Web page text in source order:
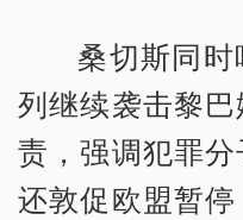
桑切斯同
列继续袭击黎
责，强调犯罪
还敦促欧盟暂